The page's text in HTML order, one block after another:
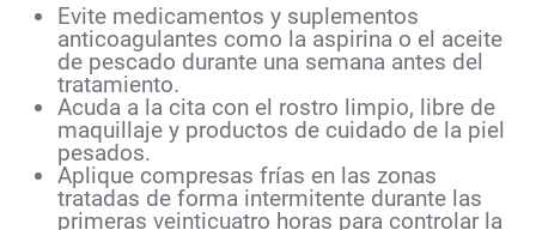
Evite medicamentos y suplementos
anticoagulantes como la aspirina o el aceite
de pescado durante una semana antes del
tratamiento.
Acuda a la cita con el rostro limpio, libre de
maquillaje y productos de cuidado de la piel
pesados.
Aplique compresas frías en las zonas
tratadas de forma intermitente durante las
primeras veinticuatro horas para controlar la